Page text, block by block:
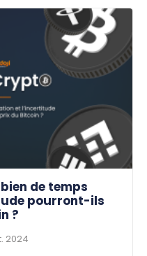
de temps
pourront-ils
?
2024